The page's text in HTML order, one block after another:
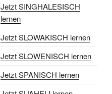
Jetzt SINGHALESISCH
lernen
Jetzt SLOWAKISCH lernen
Jetzt SLOWENISCH lernen
Jetzt SPANISCH lernen